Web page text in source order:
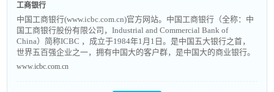
工商银行
中国工商银行(www.icbc.com.cn)官方网站。中国工商银行（全称：中
国工商银行股份有限公司，Industrial and Commercial Bank of
China）简称ICBC ，成立于1984年1月1日。是中国五大银行之首，
世界五百强企业之一，拥有中国大的客户群，是中国大的商业银行。
www.icbc.com.cn